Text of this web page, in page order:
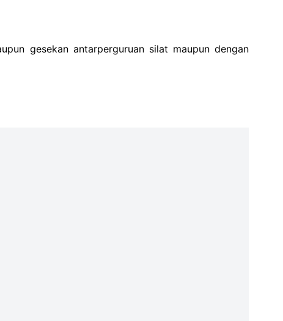
gesekan antarperguruan silat maupun dengan